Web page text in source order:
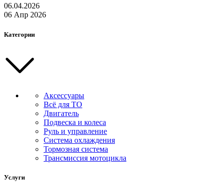
06.04.2026
06 Апр 2026
Категории
Аксессуары
Всё для ТО
Двигатель
Подвеска и колеса
Руль и управление
Система охлаждения
Тормозная система
Трансмиссия мотоцикла
Услуги